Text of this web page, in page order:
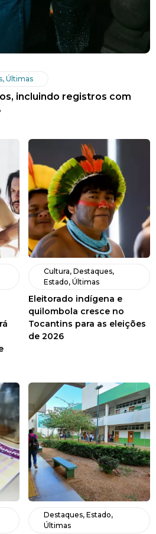
, Últimas
incluindo registros com
Cultura, Destaques,
Estado, Últimas
Eleitorado indígena e
quilombola cresce no
Tocantins para as eleições
de 2026
Destaques, Estado,
Últimas